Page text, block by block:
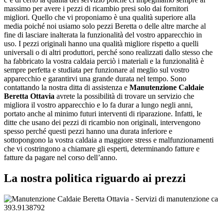
massimo per avere i pezzi di ricambio presi solo dai fornitori
migliori. Quello che vi proponiamo è una qualità superiore alla
media poiché noi usiamo solo pezzi Beretta o delle altre marche al
fine di lasciare inalterata la funzionalità del vostro apparecchio in
uso. I pezzi originali hanno una qualità migliore rispetto a quelli
universali o di altri produttori, perché sono realizzati dallo stesso che
ha fabbricato la vostra caldaia perciò i materiali e la funzionalità è
sempre perfetta e studiata per funzionare al meglio sul vostro
apparecchio e garantirvi una grande durata nel tempo. Sono
contattando la nostra ditta di assistenza e Manutenzione Caldaie
Beretta Ottavia avrete la possibilità di trovare un servizio che
migliora il vostro apparecchio e lo fa durar a lungo negli anni,
portato anche al minimo futuri interventi di riparazione. Infatti, le
ditte che usano dei pezzi di ricambio non originali, intervengono
spesso perché questi pezzi hanno una durata inferiore e
sottopongono la vostra caldaia a maggiore stress e malfunzionamenti
che vi costringono a chiamare gli esperti, determinando fatture e
fatture da pagare nel corso dell’anno.
La nostra politica riguardo ai prezzi